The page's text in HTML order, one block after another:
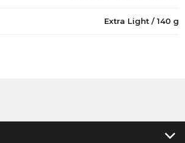
Extra Light / 140 g